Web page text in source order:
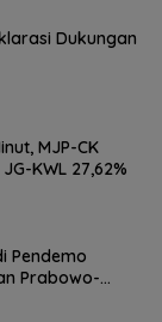
Dukungan
MJP-CK
KWL 27,62%
Pendemo
Prabowo-